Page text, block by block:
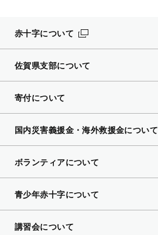
赤十字について
佐賀県支部について
寄付について
国内災害義援金・海外救援金について
ボランティアについて
青少年赤十字について
講習会について